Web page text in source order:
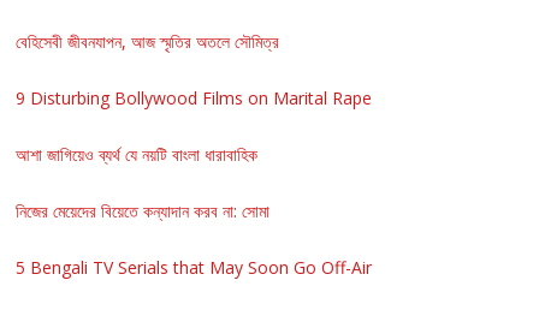
বেহিসেবী জীবনযাপন, আজ স্মৃতির অতলে সৌমিত্র
9 Disturbing Bollywood Films on Marital Rape
আশা জাগিয়েও ব্যর্থ যে নয়টি বাংলা ধারাবাহিক
নিজের মেয়েদের বিয়েতে কন্যাদান করব না: সোমা
5 Bengali TV Serials that May Soon Go Off-Air